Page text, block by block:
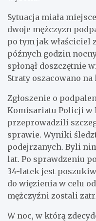
Sytuacja miała
dwoje mężczyzn
po tym jak właściciel
późnych godzin
spłonął doszczętnie
Straty oszacowano
Zgłoszenie o
Komisariatu Policji w
przeprowadzili
sprawie. Wyniki
podejrzanych. Byli
lat. Po sprawdzeniu
34-latek jest
do więzienia w celu
mężczyźni zostali
W noc, w którą